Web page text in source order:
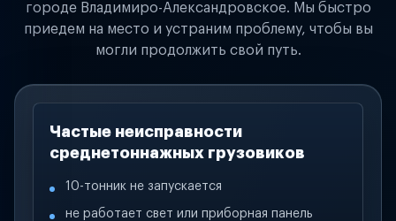
городе Владимиро-Александровское. Мы быстро
приедем на место и устраним проблему, чтобы вы
могли продолжить свой путь.
Частые неисправности
среднетоннажных грузовиков
10-тонник не запускается
не работает свет или приборная панель